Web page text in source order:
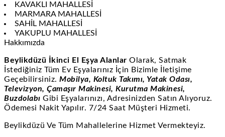
KAVAKLI MAHALLESİ
MARMARA MAHALLESİ
SAHİL MAHALLESİ
YAKUPLU MAHALLESİ
Hakkımızda
Beylikdüzü İkinci El Eşya Alanlar Olarak, Satmak
İstediğiniz Tüm Ev Eşyalarınız İçin Bizimle İletişime
Geçebilirsiniz. Mobilya, Koltuk Takımı, Yatak Odası,
Televizyon, Çamaşır Makinesi, Kurutma Makinesi,
Buzdolabı Gibi Eşyalarınızı, Adresinizden Satın Alıyoruz.
Ödemesi Nakit Yapılır. 7/24 Saat Müşteri Hizmeti.
Beylikdüzü Ve Tüm Mahallelerine Hizmet Vermekteyiz.